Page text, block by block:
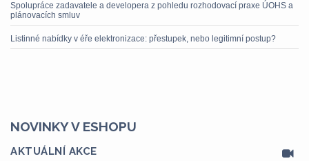
Spolupráce zadavatele a developera z pohledu rozhodovací praxe ÚOHS a
plánovacích smluv
Listinné nabídky v éře elektronizace: přestupek, nebo legitimní postup?
NOVINKY V ESHOPU
AKTUÁLNÍ AKCE